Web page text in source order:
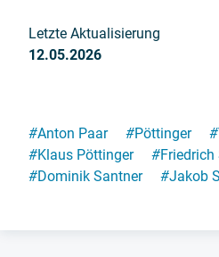
Letzte Aktualisierung
12.05.2026
#Anton Paar #Pöttinger #
#Klaus Pöttinger #Friedrich
#Dominik Santner #Jakob